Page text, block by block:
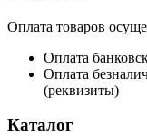
Оплата товаров
Оплата
Оплата
(реквизиты)
Каталог